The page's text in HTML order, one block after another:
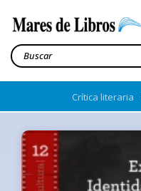
Crítica literaria